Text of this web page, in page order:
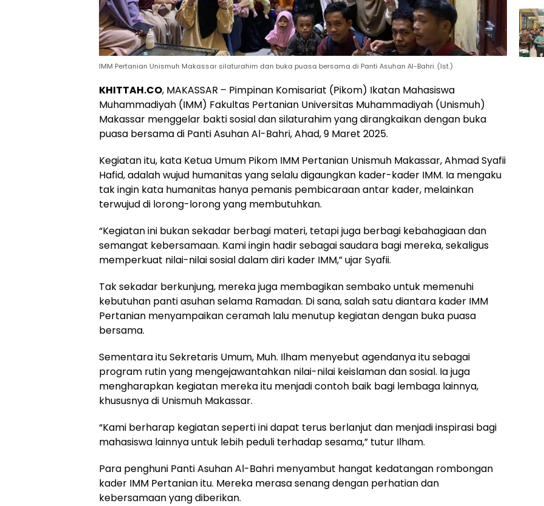
IMM Pertanian Unismuh Makassar silaturahim dan buka puasa bersama di Panti Asuhan Al-Bahri. (Ist.)
KHITTAH.CO, MAKASSAR – Pimpinan Komisariat (Pikom) Ikatan Mahasiswa
Muhammadiyah (IMM) Fakultas Pertanian Universitas Muhammadiyah (Unismuh)
Makassar menggelar bakti sosial dan silaturahim yang dirangkaikan dengan buka
puasa bersama di Panti Asuhan Al-Bahri, Ahad, 9 Maret 2025.
Kegiatan itu, kata Ketua Umum Pikom IMM Pertanian Unismuh Makassar, Ahmad Syafii
Hafid, adalah wujud humanitas yang selalu digaungkan kader-kader IMM. Ia mengaku
tak ingin kata humanitas hanya pemanis pembicaraan antar kader, melainkan
terwujud di lorong-lorong yang membutuhkan.
“Kegiatan ini bukan sekadar berbagi materi, tetapi juga berbagi kebahagiaan dan
semangat kebersamaan. Kami ingin hadir sebagai saudara bagi mereka, sekaligus
memperkuat nilai-nilai sosial dalam diri kader IMM,” ujar Syafii.
Tak sekadar berkunjung, mereka juga membagikan sembako untuk memenuhi
kebutuhan panti asuhan selama Ramadan. Di sana, salah satu diantara kader IMM
Pertanian menyampaikan ceramah lalu menutup kegiatan dengan buka puasa
bersama.
Sementara itu Sekretaris Umum, Muh. Ilham menyebut agendanya itu sebagai
program rutin yang mengejawantahkan nilai-nilai keislaman dan sosial. Ia juga
mengharapkan kegiatan mereka itu menjadi contoh baik bagi lembaga lainnya,
khususnya di Unismuh Makassar.
“Kami berharap kegiatan seperti ini dapat terus berlanjut dan menjadi inspirasi bagi
mahasiswa lainnya untuk lebih peduli terhadap sesama,” tutur Ilham.
Para penghuni Panti Asuhan Al-Bahri menyambut hangat kedatangan rombongan
kader IMM Pertanian itu. Mereka merasa senang dengan perhatian dan
kebersamaan yang diberikan.